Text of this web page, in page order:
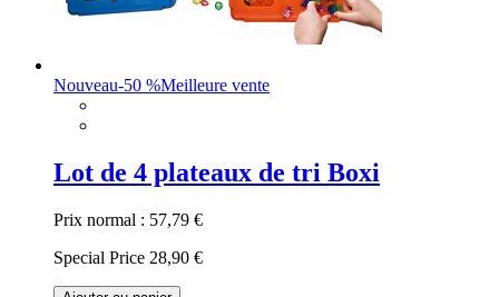
Nouveau-50 %Meilleure vente
Lot de 4 plateaux de tri Boxi
Prix normal : 57,79 €
Special Price 28,90 €